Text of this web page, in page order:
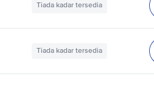
Tiada kadar tersedia
Tiada kadar tersedia